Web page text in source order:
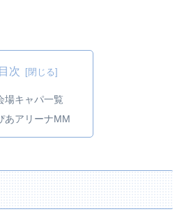
目次
場キャパ一覧
あアリーナMM